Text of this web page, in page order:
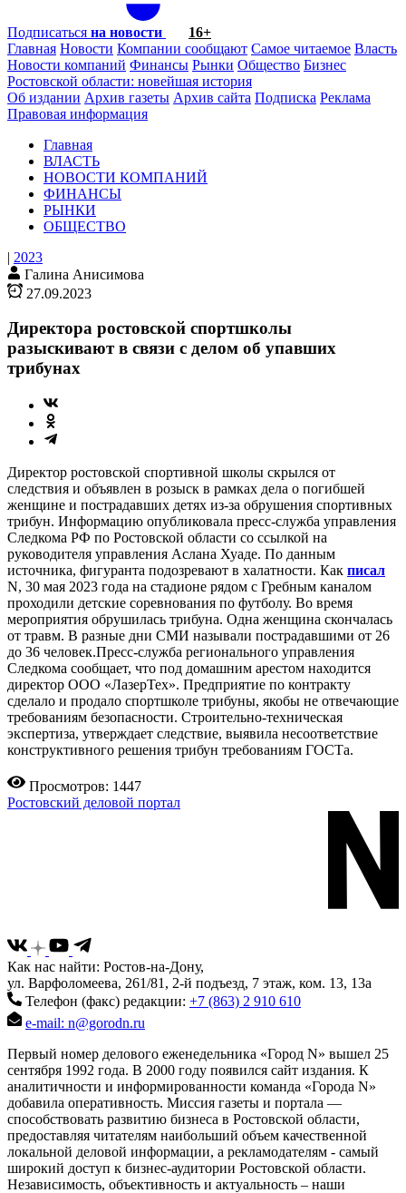
Подписаться на новости
16+
Главная Новости Компании сообщают Самое читаемое Власть
Новости компаний Финансы Рынки Общество Бизнес
Ростовской области: новейшая история
Об издании Архив газеты Архив сайта Подписка Реклама
Правовая информация
Главная
ВЛАСТЬ
НОВОСТИ КОМПАНИЙ
ФИНАНСЫ
РЫНКИ
ОБЩЕСТВО
| 2023
Галина Анисимова
27.09.2023
Директора ростовской спортшколы
разыскивают в связи с делом об упавших
трибунах
Директор ростовской спортивной школы скрылся от
следствия и объявлен в розыск в рамках дела о погибшей
женщине и пострадавших детях из-за обрушения спортивных
трибун. Информацию опубликовала пресс-служба управления
Следкома РФ по Ростовской области со ссылкой на
руководителя управления Аслана Хуаде. По данным
источника, фигуранта подозревают в халатности. Как писал
N, 30 мая 2023 года на стадионе рядом с Гребным каналом
проходили детские соревнования по футболу. Во время
мероприятия обрушилась трибуна. Одна женщина скончалась
от травм. В разные дни СМИ называли пострадавшими от 26
до 36 человек.Пресс-служба регионального управления
Следкома сообщает, что под домашним арестом находится
директор ООО «ЛазерТех». Предприятие по контракту
сделало и продало спортшколе трибуны, якобы не отвечающие
требованиям безопасности. Строительно-техническая
экспертиза, утверждает следствие, выявила несоответствие
конструктивного решения трибун требованиям ГОСТа.
Просмотров: 1447
Ростовский деловой портал
Как нас найти: Ростов-на-Дону,
ул. Варфоломеева, 261/81, 2-й подъезд, 7 этаж, ком. 13, 13а
Телефон (факс) редакции: +7 (863) 2 910 610
e-mail: n@gorodn.ru
Первый номер делового еженедельника «Город N» вышел 25
сентября 1992 года. В 2000 году появился сайт издания. К
аналитичности и информированности команда «Города N»
добавила оперативность. Миссия газеты и портала —
способствовать развитию бизнеса в Ростовской области,
предоставляя читателям наибольший объем качественной
локальной деловой информации, а рекламодателям - самый
широкий доступ к бизнес-аудитории Ростовской области.
Независимость, объективность и актуальность – наши